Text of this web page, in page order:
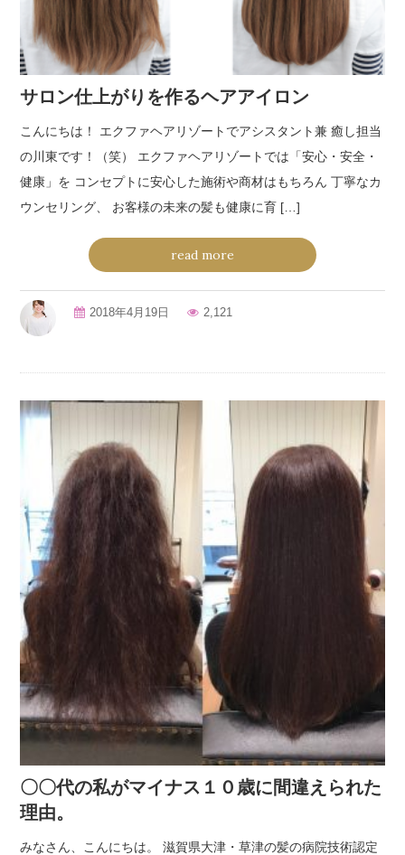
サロン仕上がりを作るヘアアイロン
こんにちは！ エクファヘアリゾートでアシスタント兼 癒し担当
の川東です！（笑） エクファヘアリゾートでは「安心・安全・
健康」を コンセプトに安心した施術や商材はもちろん 丁寧なカ
ウンセリング、 お客様の未来の髪も健康に育 […]
read more
2018年4月19日 2,121
〇〇代の私がマイナス１０歳に間違えられた
理由。
みなさん、こんにちは。 滋賀県大津・草津の髪の病院技術認定